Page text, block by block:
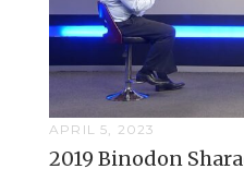
APRIL 5, 2023
2019 Binodon Sharadin